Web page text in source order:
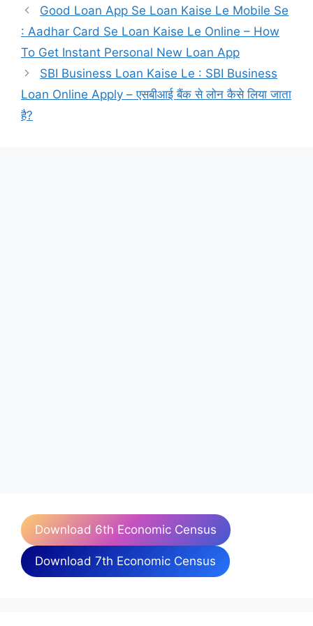
Good Loan App Se Loan Kaise Le Mobile Se
: Aadhar Card Se Loan Kaise Le Online – How
To Get Instant Personal New Loan App
SBI Business Loan Kaise Le : SBI Business
Loan Online Apply – एसबीआई बैंक से लोन कैसे लिया जाता
है?
Download 6th Economic Census
Download 7th Economic Census